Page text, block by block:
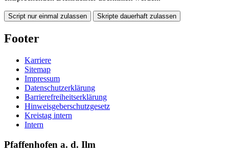
Script nur einmal zulassen Skripte dauerhaft zulassen
Footer
Karriere
Sitemap
Impressum
Datenschutzerklärung
Barrierefreiheitserklärung
Hinweisgeberschutzgesetz
Kreistag intern
Intern
Pfaffenhofen a. d. Ilm